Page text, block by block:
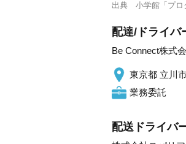
出典 小学館「プロ
配達/ドライバ
Be Connect株式
東京都 立川
業務委託
配送ドライバ